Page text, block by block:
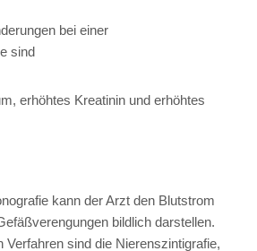
bei einer
sind
erhöhtes Kreatinin und erhöhtes
kann der Arzt den Blutstrom
bildlich darstellen.
Verfahren sind die Nierenszintigrafie,